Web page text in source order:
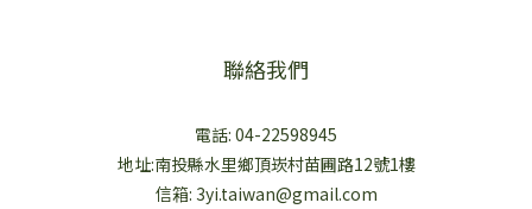
聯絡我們
電話: 04-22598945
地址:南投縣水里鄉頂崁村苗圃路12號1樓
信箱: 3yi.taiwan@gmail.com